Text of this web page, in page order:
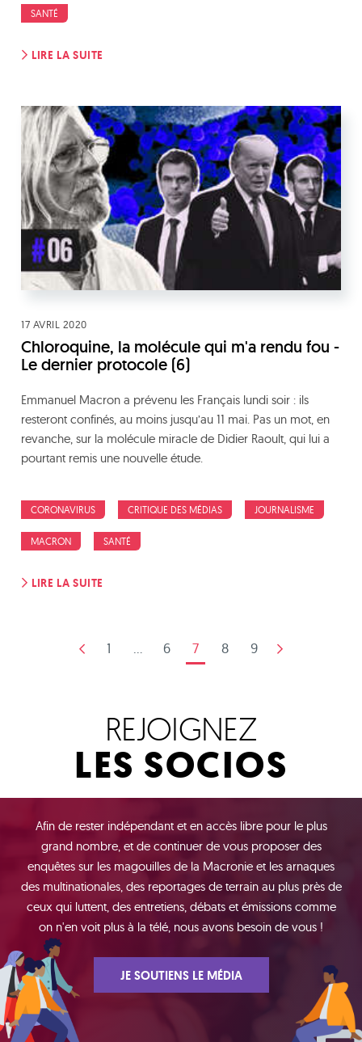
SANTÉ
LIRE LA SUITE
17 AVRIL 2020
Chloroquine, la molécule qui m'a rendu fou -
Le dernier protocole (6)
Emmanuel Macron a prévenu les Français lundi soir : ils
resteront confinés, au moins jusqu’au 11 mai. Pas un mot, en
revanche, sur la molécule miracle de Didier Raoult, qui lui a
pourtant remis une nouvelle étude.
CORONAVIRUS CRITIQUE DES MÉDIAS JOURNALISME
MACRON SANTÉ
LIRE LA SUITE
1 6 7 8 9
REJOIGNEZ
LES SOCIOS
Afin de rester indépendant et en accès libre pour le plus
grand nombre, et de continuer de vous proposer des
enquêtes sur les magouilles de la Macronie et les arnaques
des multinationales, des reportages de terrain au plus près de
ceux qui luttent, des entretiens, débats et émissions comme
on n'en voit plus à la télé, nous avons besoin de vous !
JE SOUTIENS LE MÉDIA